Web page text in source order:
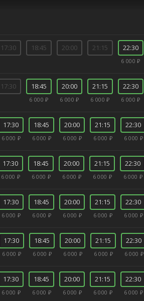
17:30 18:45 20:00 21:15 22:30
6 000 ₽
17:30 18:45
6 000 ₽
20:00
6 000 ₽
21:15
6 000 ₽
22:30
6 000 ₽
17:30
6 000 ₽
18:45
6 000 ₽
20:00
6 000 ₽
21:15
6 000 ₽
22:30
6 000 ₽
17:30
6 000 ₽
18:45
6 000 ₽
20:00
6 000 ₽
21:15
6 000 ₽
22:30
6 000 ₽
17:30
6 000 ₽
18:45
6 000 ₽
20:00
6 000 ₽
21:15
6 000 ₽
22:30
6 000 ₽
17:30
6 000 ₽
18:45
6 000 ₽
20:00
6 000 ₽
21:15
6 000 ₽
22:30
6 000 ₽
17:30
6 000 ₽
18:45
6 000 ₽
20:00
6 000 ₽
21:15
6 000 ₽
22:30
6 000 ₽